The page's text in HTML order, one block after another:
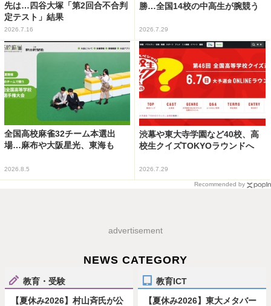
先は…四谷大塚「第2回合不合判
定テスト」結果
2026.7.16
勝…全国14校の中高生が腕競う
2026.7.29
全国高校麻雀32チーム本選出
場…麻布や大阪星光、東海も
2026.8.5
渋幕や東大寺学園など40校、高
校生クイズTOKYOラウンドへ
2026.7.29
Recommended by
advertisement
NEWS CATEGORY
教育・受験
【夏休み2026】村山斉氏が公
教育ICT
【夏休み2026】東大メタバー